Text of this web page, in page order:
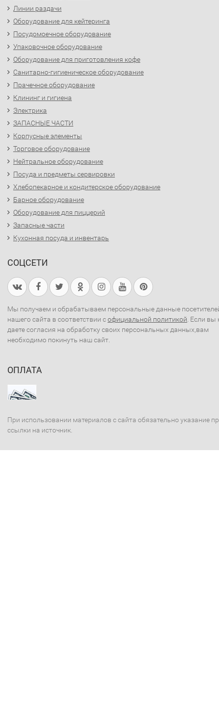
Линии раздачи
Оборудование для кейтеринга
Посудомоечное оборудование
Упаковочное оборудование
Оборудование для приготовления кофе
Санитарно-гигиеническое оборудование
Прачечное оборудование
Клининг и гигиена
Электрика
ЗАПАСНЫЕ ЧАСТИ
Корпусные элементы
Торговое оборудование
Нейтральное оборудование
Посуда и предметы сервировки
Хлебопекарное и кондитерское оборудование
Барное оборудование
Оборудование для пиццерий
Запасные части
Кухонная посуда и инвентарь
СОЦСЕТИ
Мы получаем и обрабатываем персональные данные
нашего сайта в соответствии софициальной политикой . Если вы
даете согласия на обработку своих персональных данных,вам
необходимо покинуть наш сайт.
ОПЛАТА
При использовании материалов с сайта обязательно указание
ссылки на источник.